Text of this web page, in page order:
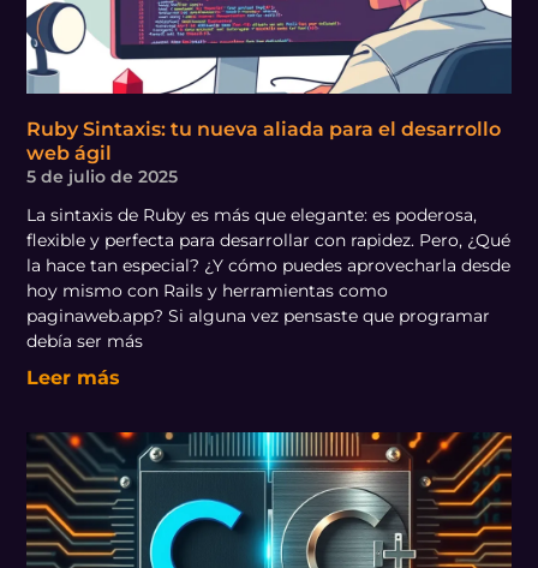
Ruby Sintaxis: tu nueva aliada para el desarrollo
web ágil
5 de julio de 2025
La sintaxis de Ruby es más que elegante: es poderosa,
flexible y perfecta para desarrollar con rapidez. Pero, ¿Qué
la hace tan especial? ¿Y cómo puedes aprovecharla desde
hoy mismo con Rails y herramientas como
paginaweb.app? Si alguna vez pensaste que programar
debía ser más
Leer más